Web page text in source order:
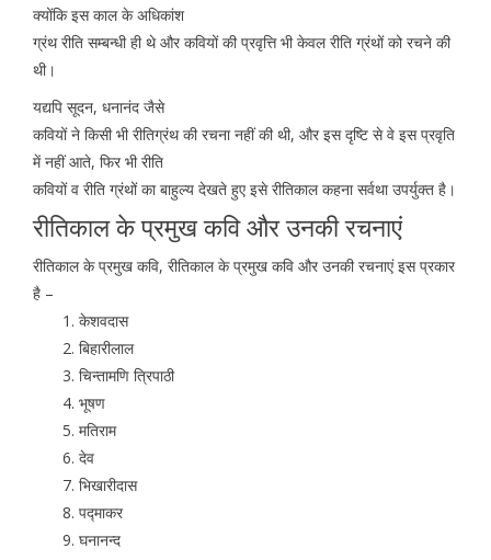
क्योंकि इस काल के अधिकांश
ग्रंथ रीति सम्बन्धी ही थे और कवियों की प्रवृत्ति भी केवल रीति ग्रंथों को रचने की
थी।
यद्यपि सूदन, धनानंद जैसे
कवियों ने किसी भी रीतिग्रंथ की रचना नहीं की थी, और इस दृष्टि से वे इस प्रवृति
में नहीं आते, फिर भी रीति
कवियों व रीति ग्रंथों का बाहुल्य देखते हुए इसे रीतिकाल कहना सर्वथा उपर्युक्त है।
रीतिकाल के प्रमुख कवि और उनकी रचनाएं
रीतिकाल के प्रमुख कवि, रीतिकाल के प्रमुख कवि और उनकी रचनाएं इस प्रकार
है –
केशवदास
बिहारीलाल
चिन्तामणि त्रिपाठी
भूषण
मतिराम
देव
भिखारीदास
पद्माकर
घनानन्द